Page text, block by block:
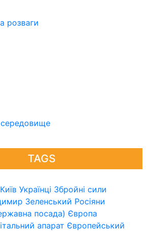
розваги
TAGS
Київ Українці Збройні сили
Зеленський Росіяни
посада) Європа
апарат Європейський